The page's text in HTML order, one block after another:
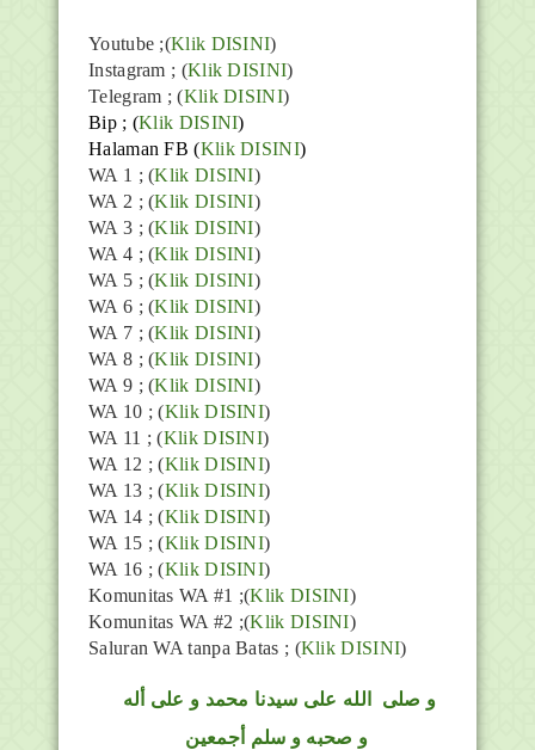
Youtube ;(Klik DISINI)
Instagram ; (Klik DISINI)
Telegram ;(Klik DISINI)
Bip ; (Klik DISINI)
Halaman FB(Klik DISINI)
WA 1 ; (Klik DISINI)
WA 2 ; (Klik DISINI)
WA 3 ; (Klik DISINI)
WA 4 ; (Klik DISINI)
WA 5 ; (Klik DISINI)
WA 6 ; (Klik DISINI)
WA 7 ; (Klik DISINI)
WA 8 ; (Klik DISINI)
WA 9 ; (Klik DISINI)
WA 10 ; (Klik DISINI)
WA 11 ; (Klik DISINI)
WA 12 ; (Klik DISINI)
WA 13 ; (Klik DISINI)
WA 14 ; (Klik DISINI)
WA 15 ; (Klik DISINI)
WA 16 ; (Klik DISINI)
Komunitas WA #1 ;(Klik DISINI)
Komunitas WA #2 ;(Klik DISINI)
Saluran WA tanpa Batas ; (Klik DISINI)
و صلى الله على سيدنا محمد و على أله
و صحبه و سلم أجمعين